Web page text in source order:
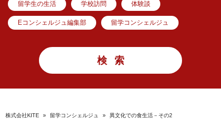
留学生の生活 学校訪問 体験談
Eコンシェルジュ編集部 留学コンシェルジュ
株式会社KITE » 留学コンシェルジュ » 異文化での食生活－その2